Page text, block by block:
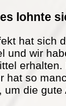
lohnte
hat sich
und wir
hat so
um die